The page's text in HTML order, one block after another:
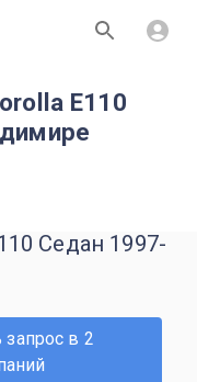
E110
Седан 1997-
запрос в 2